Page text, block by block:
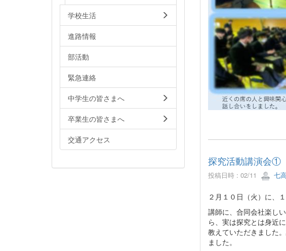
探究活動講演会①
投稿日時 : 02/11 七
２月１０日（火）に、
講師に、合同会社楽し
ら、実は探究とは身近
教えていただきました
ました。
学校生活
進路情報
部活動
緊急連絡
中学生の皆さまへ
卒業生の皆さまへ
交通アクセス